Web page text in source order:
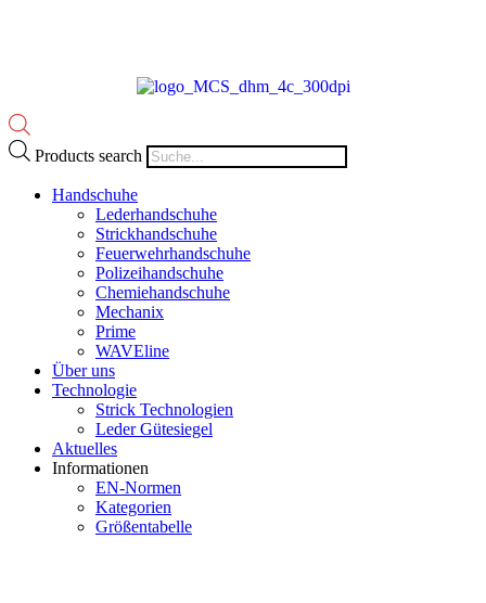
Products search
Handschuhe
Lederhandschuhe
Strickhandschuhe
Feuerwehrhandschuhe
Polizeihandschuhe
Chemiehandschuhe
Mechanix
Prime
WAVEline
Über uns
Technologie
Strick Technologien
Leder Gütesiegel
Aktuelles
Informationen
EN-Normen
Kategorien
Größentabelle